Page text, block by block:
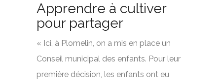
Apprendre à cultiver
pour partager
« Ici, à Plomelin, on a mis en place un
Conseil municipal des enfants. Pour leur
première décision, les enfants ont eu